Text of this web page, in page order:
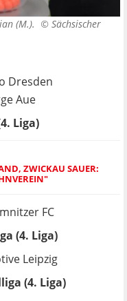
(M.). © Sächsischer
Dresden
Aue
Liga)
ZWICKAU SAUER:
FC
(4. Liga)
Leipzig
(4. Liga)